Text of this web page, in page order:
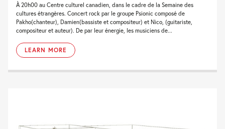
À 20h00 au Centre culturel canadien, dans le cadre de la Semaine des
cultures étrangères. Concert rock par le groupe Psionic composé de
Pakho(chanteur), Damien(bassiste et compositeur) et Nico, (guitariste,
compositeur et auteur). De par leur énergie, les musiciens de...
LEARN MORE